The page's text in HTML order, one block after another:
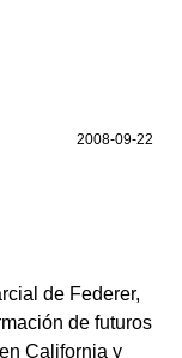
2008-09-22
de Federer,
de futuros
California y